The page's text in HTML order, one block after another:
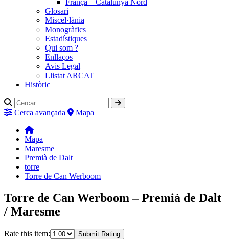
França – Catalunya Nord
Glosari
Miscel·lània
Monogràfics
Estadístiques
Qui som ?
Enllaços
Avis Legal
Llistat ARCAT
Històric
Cerca avançada Mapa
Mapa
Maresme
Premià de Dalt
torre
Torre de Can Werboom
Torre de Can Werboom – Premià de Dalt
/ Maresme
Rate this item: Submit Rating